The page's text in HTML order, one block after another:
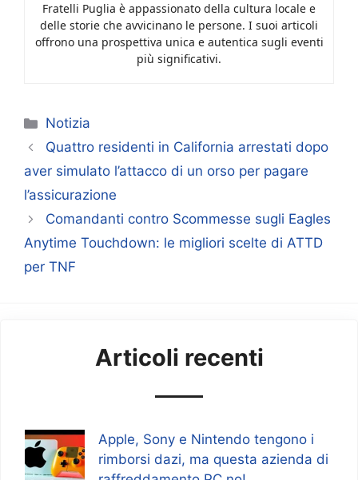
Fratelli Puglia è appassionato della cultura locale e
delle storie che avvicinano le persone. I suoi articoli
offrono una prospettiva unica e autentica sugli eventi
più significativi.
Categorie
Notizia
Quattro residenti in California arrestati dopo
aver simulato l’attacco di un orso per pagare
l’assicurazione
Comandanti contro Scommesse sugli Eagles
Anytime Touchdown: le migliori scelte di ATTD
per TNF
Articoli recenti
Apple, Sony e Nintendo tengono i
rimborsi dazi, ma questa azienda di